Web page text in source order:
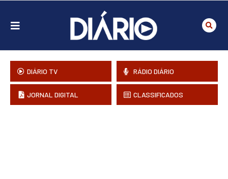
DIÁRIO TV RÁDIO DIÁRIO
JORNAL DIGITAL CLASSIFICADOS